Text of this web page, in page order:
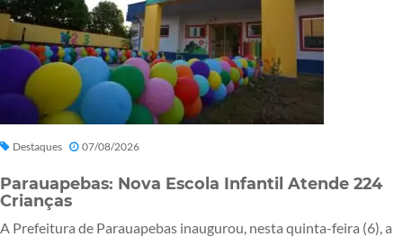
Destaques 07/08/2026
Parauapebas: Nova Escola Infantil Atende 224
Crianças
A Prefeitura de Parauapebas inaugurou, nesta quinta-feira (6), a